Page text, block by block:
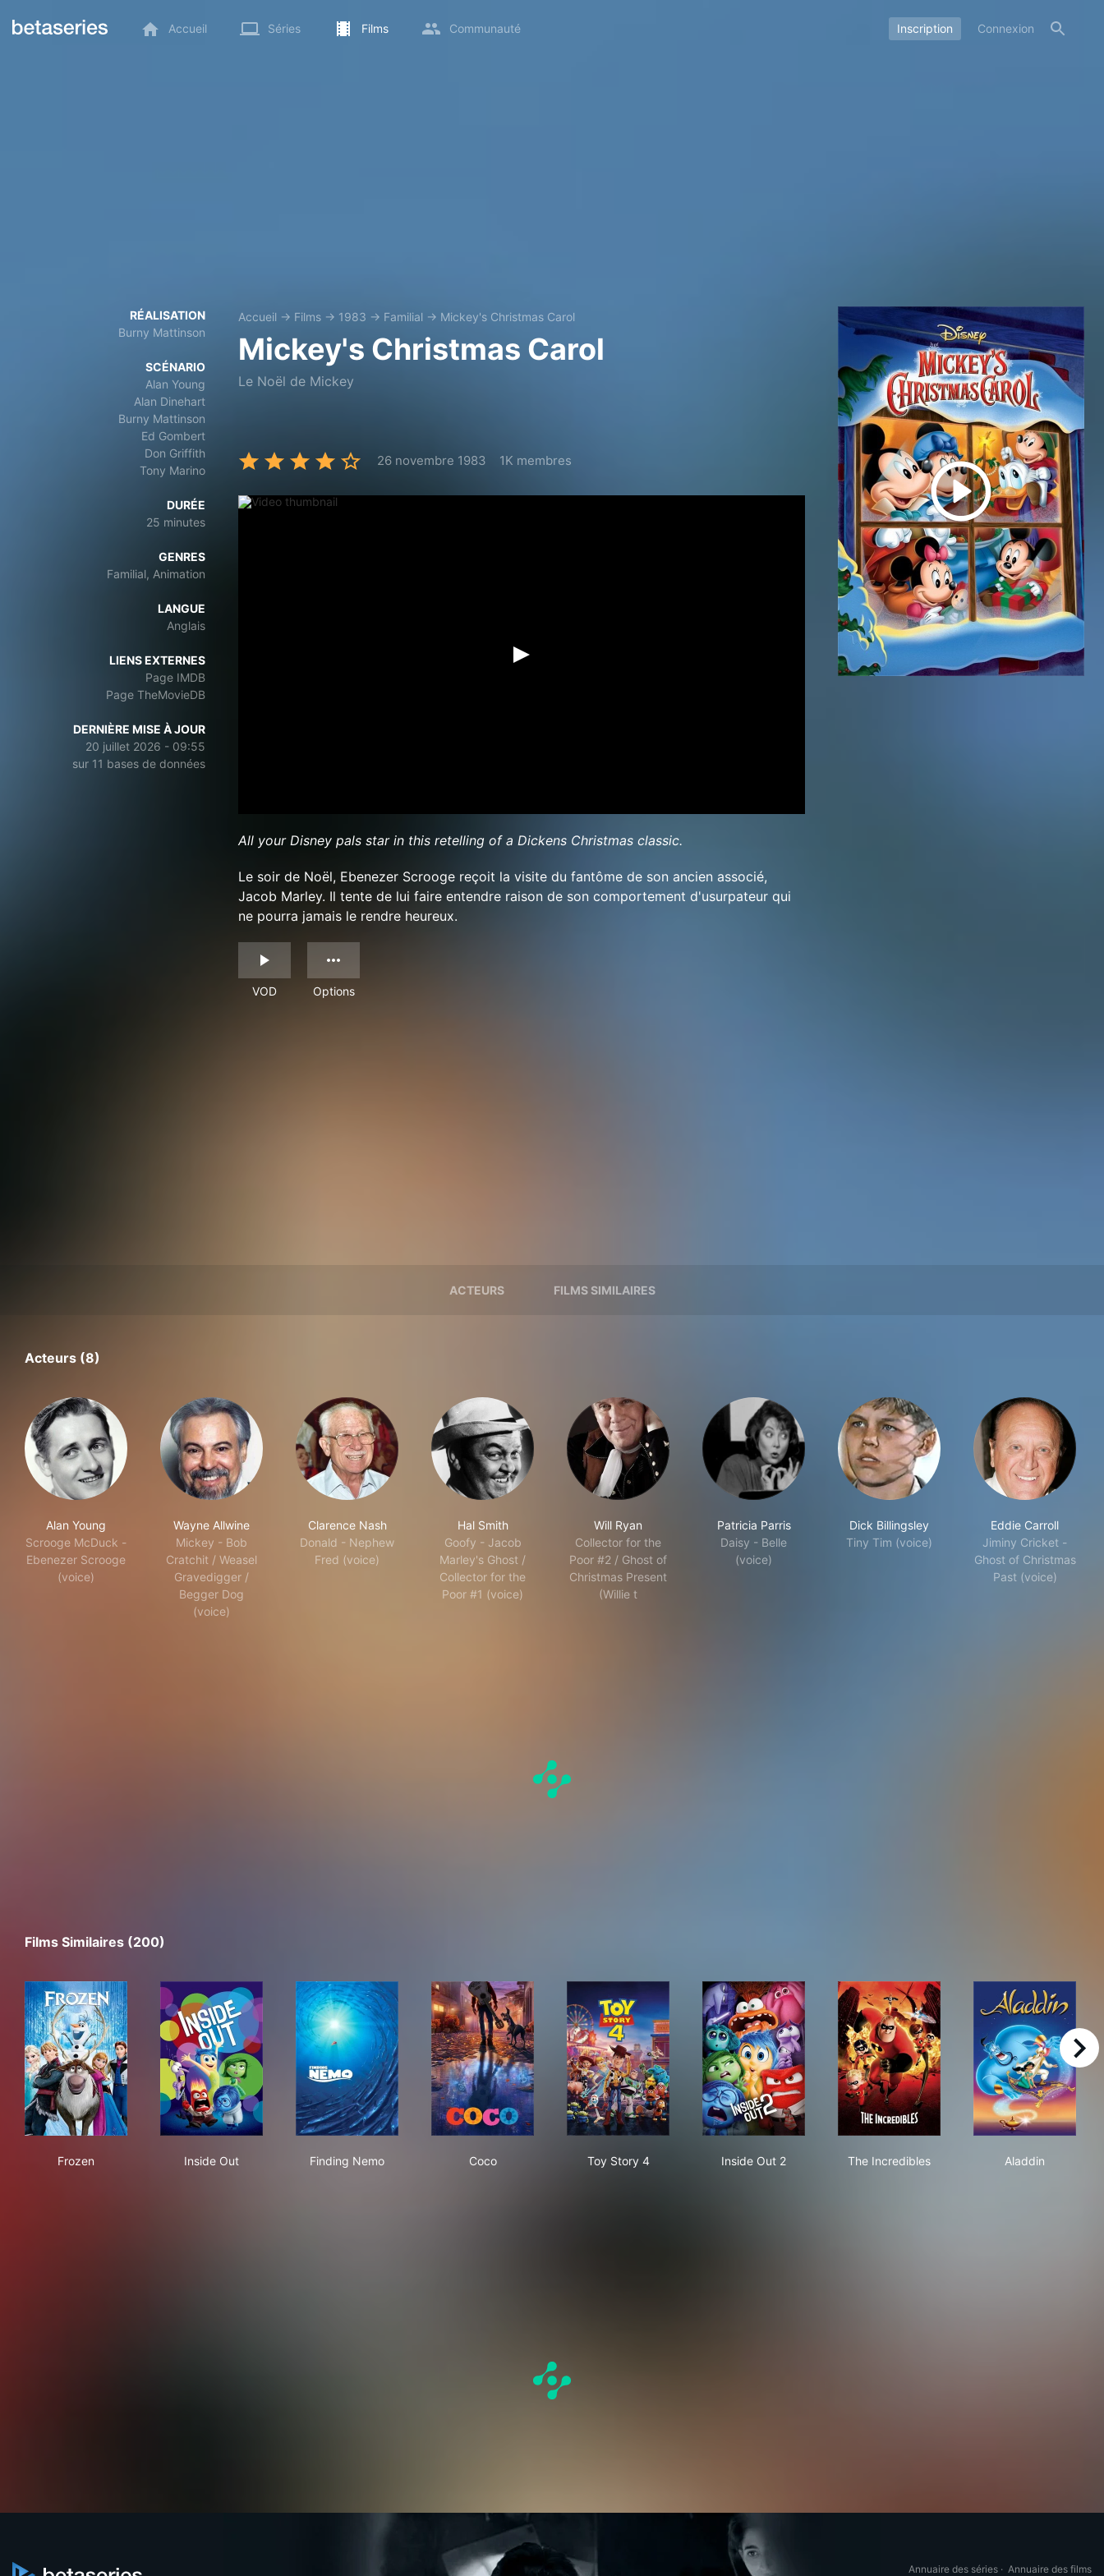
Accueil Séries Films Communauté Inscription Connexion
RÉALISATION
Burny Mattinson
SCÉNARIO
Alan Young
Alan Dinehart
Burny Mattinson
Ed Gombert
Don Griffith
Tony Marino
DURÉE
25 minutes
GENRES
Familial, Animation
LANGUE
Anglais
LIENS EXTERNES
Page IMDB
Page TheMovieDB
DERNIÈRE MISE À JOUR
20 juillet 2026 - 09:55
sur 11 bases de données
Accueil → Films → 1983 → Familial → Mickey's Christmas Carol
Mickey's Christmas Carol
Le Noël de Mickey
26 novembre 1983 1K membres
All your Disney pals star in this retelling of a Dickens Christmas classic.
Le soir de Noël, Ebenezer Scrooge reçoit la visite du fantôme de son ancien associé,
Jacob Marley. Il tente de lui faire entendre raison de son comportement d'usurpateur qui
ne pourra jamais le rendre heureux.
VOD Options
ACTEURS FILMS SIMILAIRES
Acteurs (8)
Alan Young
Scrooge McDuck -
Ebenezer Scrooge
(voice)
Wayne Allwine
Mickey - Bob
Cratchit / Weasel
Gravedigger /
Begger Dog
(voice)
Clarence Nash
Donald - Nephew
Fred (voice)
Hal Smith
Goofy - Jacob
Marley's Ghost /
Collector for the
Poor #1 (voice)
Will Ryan
Collector for the
Poor #2 / Ghost of
Christmas Present
(Willie t
Patricia Parris
Daisy - Belle
(voice)
Dick Billingsley
Tiny Tim (voice)
Eddie Carroll
Jiminy Cricket -
Ghost of Christmas
Past (voice)
Films Similaires (200)
Frozen
Inside Out
Finding Nemo
Coco
Toy Story 4
Inside Out 2
The Incredibles
Aladdin
right
Annuaire des séries · Annuaire des films